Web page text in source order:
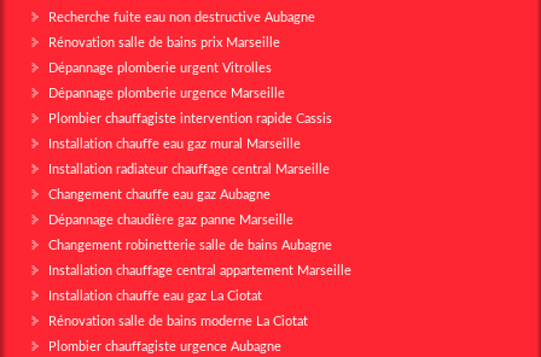
Recherche fuite eau non destructive Aubagne
Rénovation salle de bains prix Marseille
Dépannage plomberie urgent Vitrolles
Dépannage plomberie urgence Marseille
Plombier chauffagiste intervention rapide Cassis
Installation chauffe eau gaz mural Marseille
Installation radiateur chauffage central Marseille
Changement chauffe eau gaz Aubagne
Dépannage chaudière gaz panne Marseille
Changement robinetterie salle de bains Aubagne
Installation chauffage central appartement Marseille
Installation chauffe eau gaz La Ciotat
Rénovation salle de bains moderne La Ciotat
Plombier chauffagiste urgence Aubagne